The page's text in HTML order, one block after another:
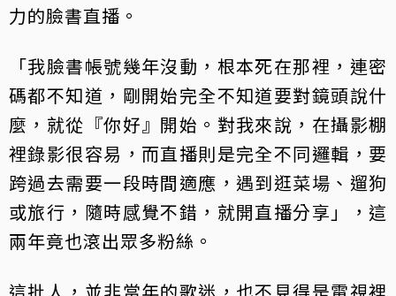
力的臉書直播。
「我臉書帳號幾年沒動，根本死在那裡，連密
碼都不知道，剛開始完全不知道要對鏡頭說什
麼，就從『你好』開始。對我來說，在攝影棚
裡錄影很容易，而直播則是完全不同邏輯，要
跨過去需要一段時間適應，遇到逛菜場、遛狗
或旅行，隨時感覺不錯，就開直播分享」，這
兩年竟也滾出眾多粉絲。